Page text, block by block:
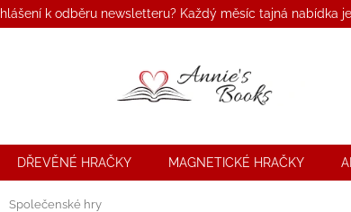
k odběru newsletteru? Každý měsíc tajná nabídka
DŘEVĚNÉ HRAČKY MAGNETICKÉ HRAČKY
Společenské hry